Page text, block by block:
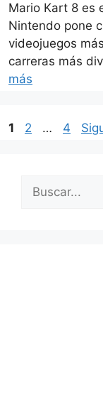
Mario Kart 8 es
Nintendo pone
videojuegos
carreras más
más
Página
1 Página
2 … Página
4
Buscar: